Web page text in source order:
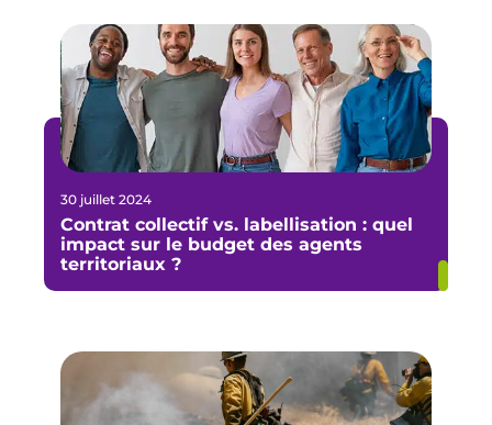
30 juillet 2024
Contrat collectif vs. labellisation : quel
impact sur le budget des agents
territoriaux ?